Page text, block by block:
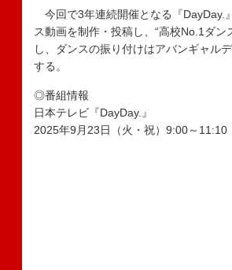
今回で3年連続開催となる『DayDay.
ス動画を制作・投稿し、“高校No.1ダ
し、ダンスの振り付けはアバンギャル
する。
◎番組情報
日本テレビ『DayDay.』
2025年9月23日（火・祝）9:00～11:10